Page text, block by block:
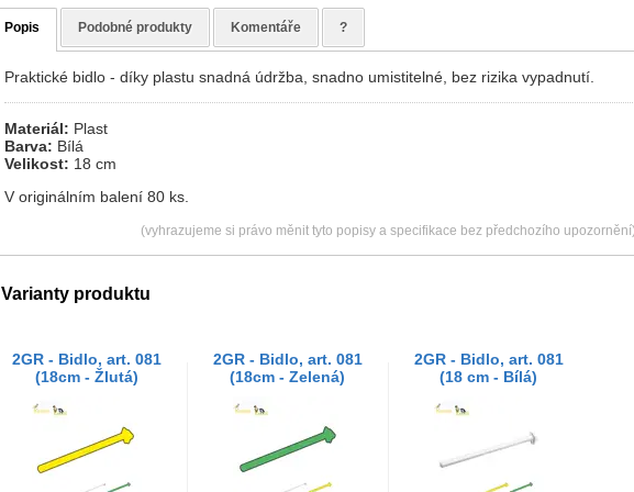
Popis Podobné produkty Komentáře ?
Praktické bidlo - díky plastu snadná údržba, snadno umistitelné, bez rizika vypadnutí.
Materiál: Plast
Barva: Bílá
Velikost: 18 cm
V originálním balení 80 ks.
(vyhrazujeme si právo měnit tyto popisy a specifikace bez předchozího
Varianty produktu
2GR - Bidlo, art. 081
(18cm - Žlutá)
2GR - Bidlo, art. 081
(18cm - Zelená)
2GR - Bidlo, art. 081
(18 cm - Bílá)